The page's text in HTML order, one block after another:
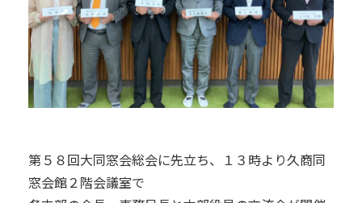
第５８回大同窓会総会に先立ち、１３時より久商同
窓会館２階会議室で